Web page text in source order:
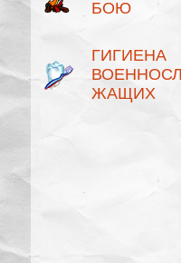
БОЮ
ГИГИЕНА
ЖАЩИХ